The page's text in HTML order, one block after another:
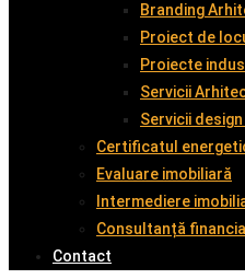
Branding
Proiect de
Proiecte
Servicii
Servicii
Certificatul
Evaluare imobiliară
Intermediere
Consultanță
Contact